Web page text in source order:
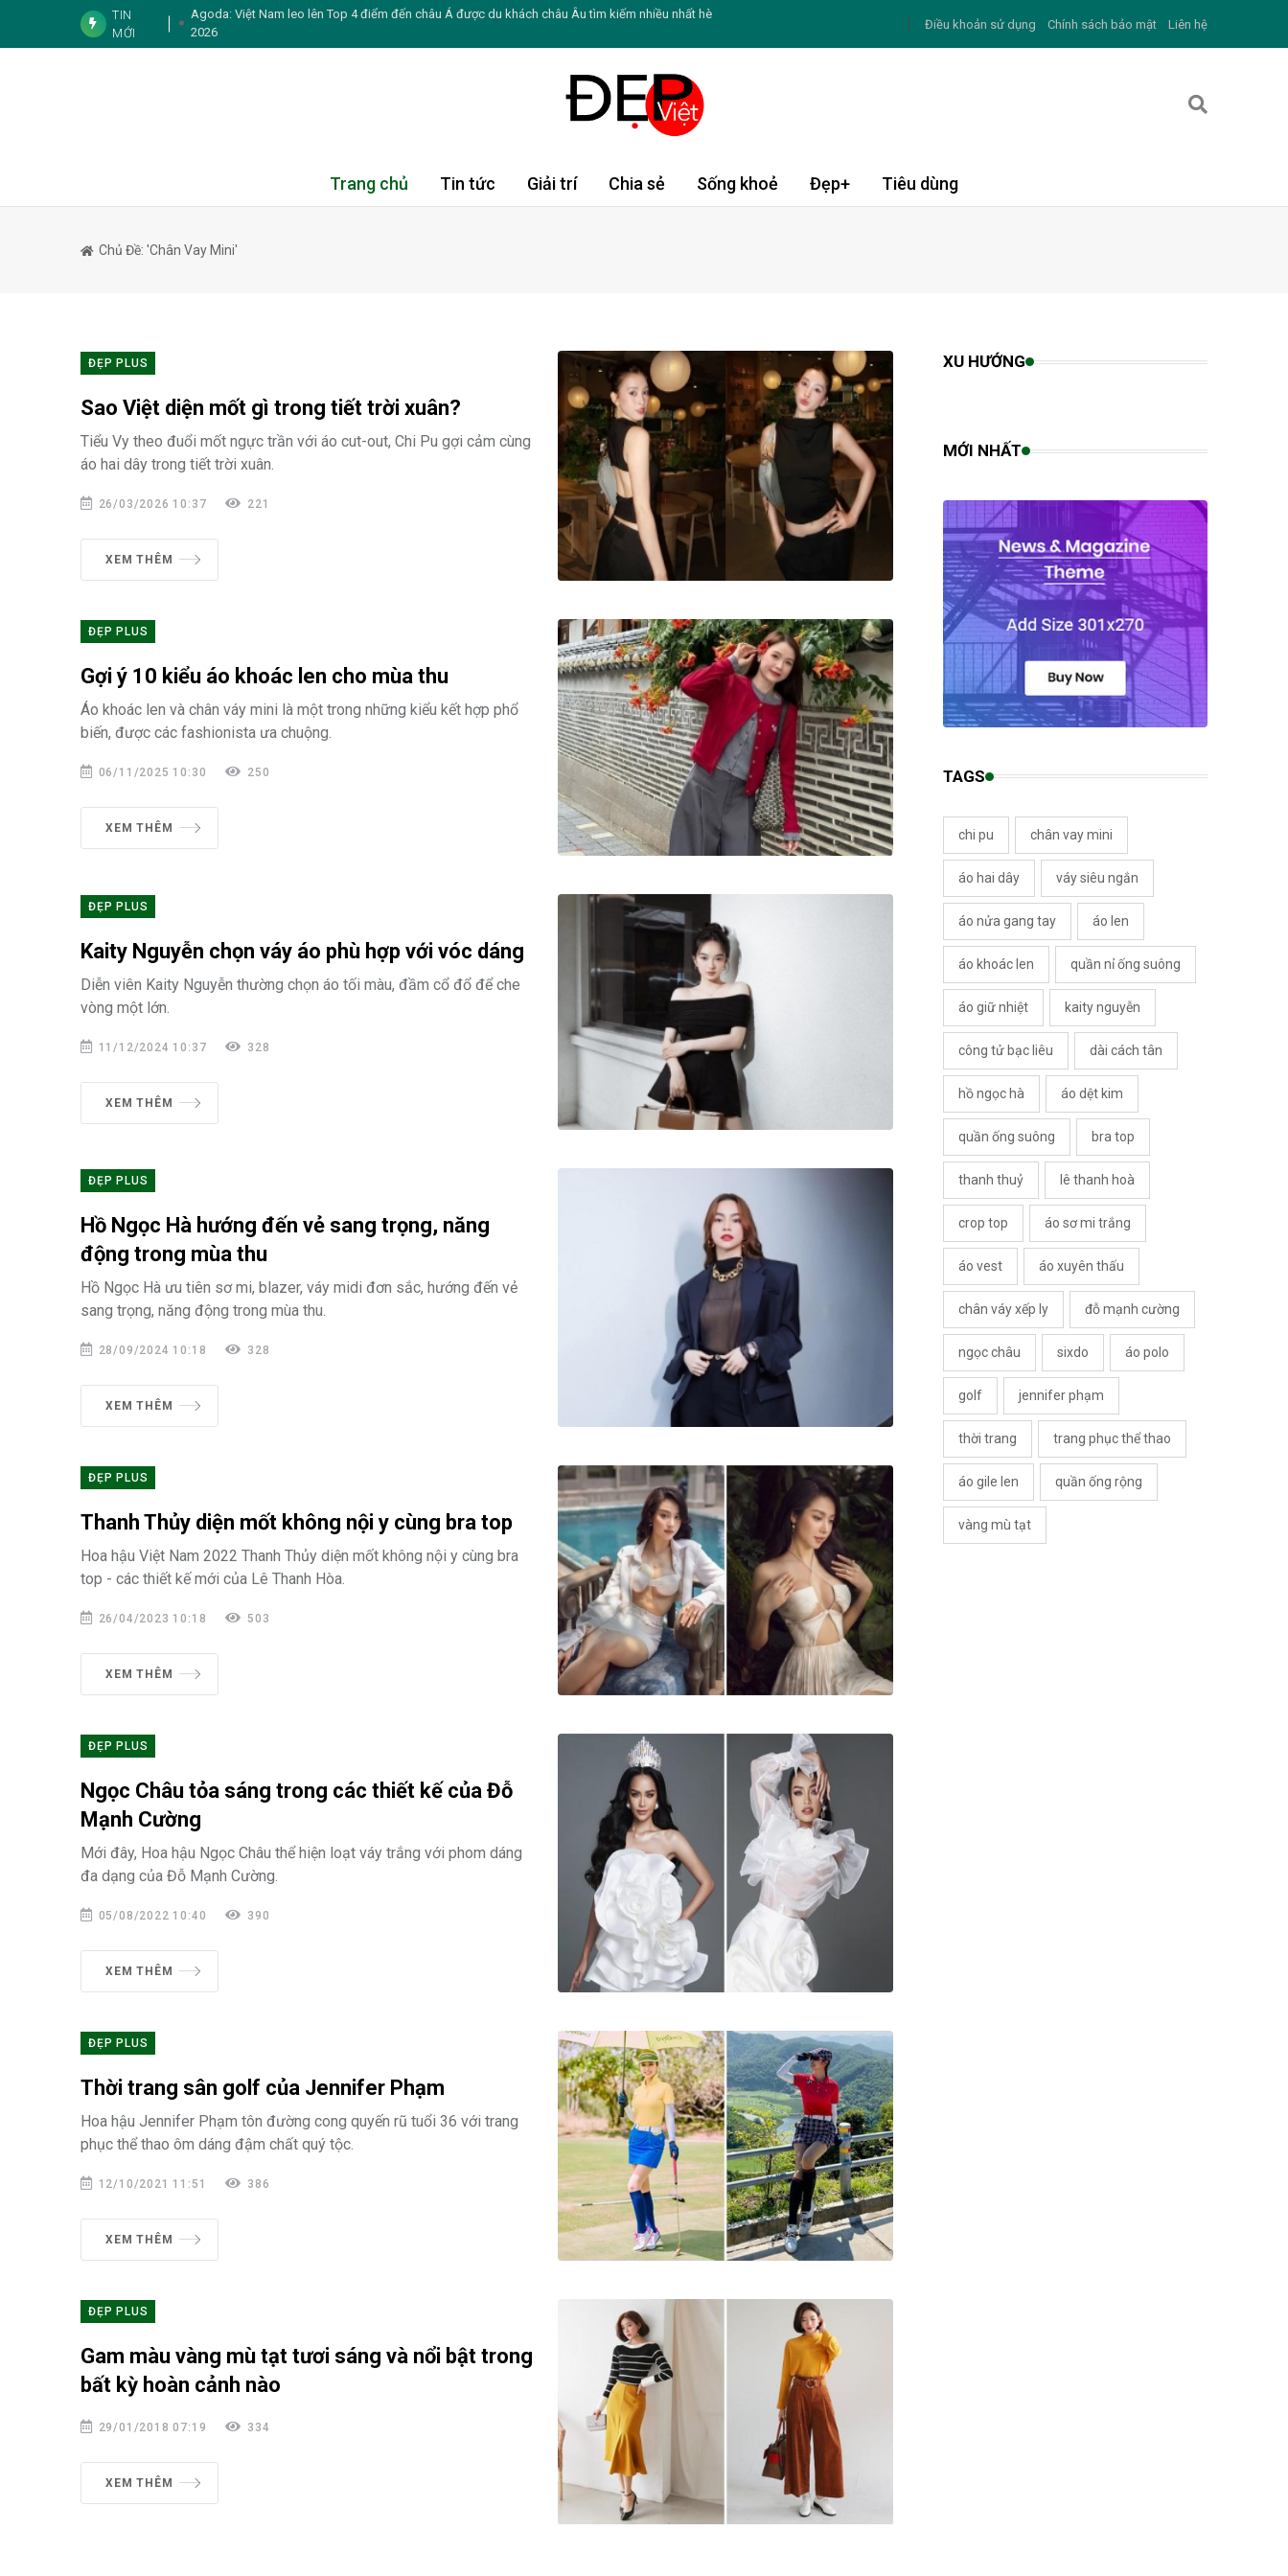
TIN
MỚI
Agoda: Việt Nam leo lên Top 4 điểm đến châu Á được du khách châu Âu tìm kiếm nhiều nhất hè
2026
Booking.com khơi nguồn cảm hứng du lịch hè cho du khách Việt thông qua trải nghiệm pop-up
Duniverse “chơi lớn” mời hai nàng hậu nhà Sen Vàng đi tìm “Chỗ đứng” khó tại bến xe
5 thói quen khiến da ngày càng sạm màu
Trại hè Burst Outta Box 2026: Nơi trẻ bứt phá giới hạn và tự tin khẳng định bản thân
Điều khoản sử dụng Chính sách bảo mật Liên hệ
Trang chủ Tin tức Giải trí Chia sẻ Sống khoẻ Đẹp+ Tiêu dùng
Chủ Đề: 'chân Vay Mini'
ĐẸP PLUS
Sao Việt diện mốt gì trong tiết trời xuân?
Tiểu Vy theo đuổi mốt ngực trần với áo cut-out, Chi Pu gợi cảm cùng
áo hai dây trong tiết trời xuân.
26/03/2026 10:37 221
XEM THÊM
ĐẸP PLUS
Gợi ý 10 kiểu áo khoác len cho mùa thu
Áo khoác len và chân váy mini là một trong những kiểu kết hợp phổ
biến, được các fashionista ưa chuộng.
06/11/2025 10:30 250
XEM THÊM
ĐẸP PLUS
Kaity Nguyễn chọn váy áo phù hợp với vóc dáng
Diễn viên Kaity Nguyễn thường chọn áo tối màu, đầm cổ đổ để che
vòng một lớn.
11/12/2024 10:37 328
XEM THÊM
ĐẸP PLUS
Hồ Ngọc Hà hướng đến vẻ sang trọng, năng
động trong mùa thu
Hồ Ngọc Hà ưu tiên sơ mi, blazer, váy midi đơn sắc, hướng đến vẻ
sang trọng, năng động trong mùa thu.
28/09/2024 10:18 328
XEM THÊM
ĐẸP PLUS
Thanh Thủy diện mốt không nội y cùng bra top
Hoa hậu Việt Nam 2022 Thanh Thủy diện mốt không nội y cùng bra
top - các thiết kế mới của Lê Thanh Hòa.
26/04/2023 10:18 503
XEM THÊM
ĐẸP PLUS
Ngọc Châu tỏa sáng trong các thiết kế của Đỗ
Mạnh Cường
Mới đây, Hoa hậu Ngọc Châu thể hiện loạt váy trắng với phom dáng
đa dạng của Đỗ Mạnh Cường.
05/08/2022 10:40 390
XEM THÊM
ĐẸP PLUS
Thời trang sân golf của Jennifer Phạm
Hoa hậu Jennifer Phạm tôn đường cong quyến rũ tuổi 36 với trang
phục thể thao ôm dáng đậm chất quý tộc.
12/10/2021 11:51 386
XEM THÊM
ĐẸP PLUS
Gam màu vàng mù tạt tươi sáng và nổi bật trong
bất kỳ hoàn cảnh nào
29/01/2018 07:19 334
XEM THÊM
XU HƯỚNG
MỚI NHẤT
TAGS
chi pu chân vay mini
áo hai dây váy siêu ngắn
áo nửa gang tay áo len
áo khoác len quần nỉ ống suông
áo giữ nhiệt kaity nguyễn
công tử bạc liêu dài cách tân
hồ ngọc hà áo dệt kim
quần ống suông bra top
thanh thuỷ lê thanh hoà
crop top áo sơ mi trắng
áo vest áo xuyên thấu
chân váy xếp ly đỗ mạnh cường
ngọc châu sixdo áo polo
golf jennifer phạm
thời trang trang phục thể thao
áo gile len quần ống rộng
vàng mù tạt